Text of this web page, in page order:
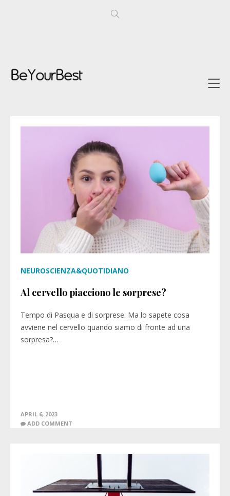
NEUROSCIENZA&QUOTIDIANO
Al cervello piacciono le sorprese?
Tempo di Pasqua e di sorprese. Ma lo sapete cosa
avviene nel cervello quando siamo di fronte ad una
sorpresa?…
APRIL 6, 2023
ADD COMMENT